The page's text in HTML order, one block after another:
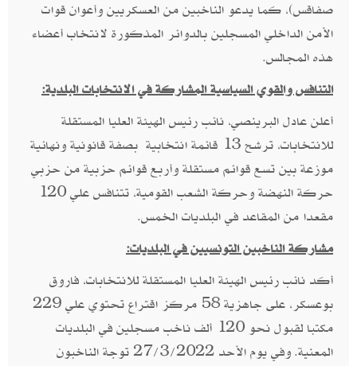
صفاقس)، كما يدعو الناخبين من العسكريين وأعوان قوات
الأمن الداخلي المسجلين بالدوائر المذكورة لانتخاب أعضاء
هذه المجالس.
التنافس والقوي السياسية المشاركة في الانتخابات البلدية:
أعلن عادل البرينصي، نائب رئيس الهيئة العليا المستقلة
للانتخابات، ترشح 13 قائمة انتخابية بصفة قانونية ونهائية
موزعة بين تسع قوائم مستقلة وأربع قوائم حزبية من حزبي
حركة النهضة وحركة الشعب القومية، تتنافس علي 120
مقعدا من المقاعد في البلديات الخمس.
مشاركة الناخبين التونسيين في البلديات:
أكد نائب رئيس الهيئة العليا المستقلة للانتخابات، فاروق
بوعسكر، على جاهزية 58 مركز اقتراع تحتوي علي 229
مكتبا لقبول نحو 120 ألف ناخب مسجلين في البلديات
المعنية. وفي يوم الأحد 27/3/2022 توجة الناخبون